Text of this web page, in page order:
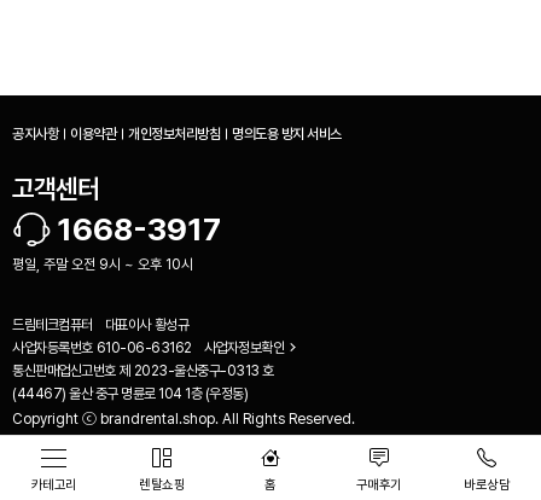
공지사항 이용약관 개인정보처리방침 명의도용 방지 서비스
고객센터
1668-3917
평일, 주말 오전 9시 ~ 오후 10시
드림테크컴퓨터 대표이사 황성규
사업자등록번호 610-06-63162
사업자정보확인
통신판매업신고번호 제 2023-울산중구-0313 호
(44467) 울산 중구 명륜로 104 1층 (우정동)
Copyright ⓒ brandrental.shop. All Rights Reserved.
카테고리 렌탈쇼핑 홈 구매후기 바로상담
비교하기(0)